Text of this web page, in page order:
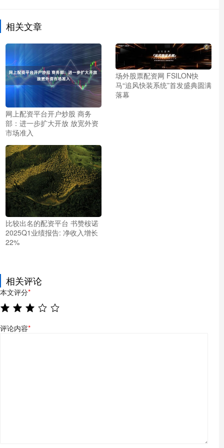
相关文章
网上配资平台开户炒股 商务
部：进一步扩大开放 放宽外资
市场准入
场外股票配资网 FSILON快
马“追风快装系统”首发盛典圆满
落幕
比较出名的配资平台 书赞桉诺
2025Q1业绩报告: 净收入增长
22%
相关评论
本文评分*
评论内容*